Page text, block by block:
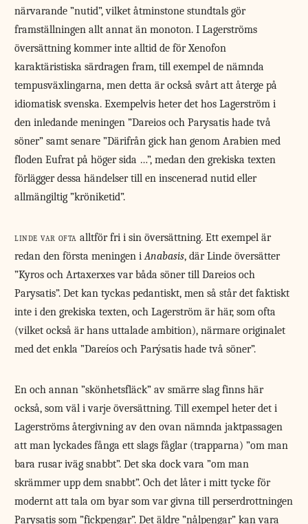
närvarande ”nutid”, vilket åtminstone stundtals gör
framställningen allt annat än monoton. I Lagerströms
översättning kommer inte alltid de för Xenofon
karaktäristiska särdragen fram, till exempel de nämnda
tempusväxlingarna, men detta är också svårt att återge på
idiomatisk svenska. Exempelvis heter det hos Lagerström i
den inledande meningen ”Dareios och Parysatis hade två
söner” samt senare ”Därifrån gick han genom Arabien med
floden Eufrat på höger sida …”, medan den grekiska texten
förlägger dessa händelser till en inscenerad nutid eller
allmängiltig ”kröniketid”.
linde var oftaalltför fri i sin översättning. Ett exempel är
redan den första meningen iAnabasis, där Linde översätter
”Kyros och Artaxerxes var båda söner till Dareios och
Parysatis”. Det kan tyckas pedantiskt, men så står det faktiskt
inte i den grekiska texten, och Lagerström är här, som ofta
(vilket också är hans uttalade ambition), närmare originalet
med det enkla ”Dareíos och Parýsatis hade två söner”.
En och annan ”skönhetsfläck” av smärre slag finns här
också, som väl i varje översättning. Till exempel heter det i
Lagerströms återgivning av den ovan nämnda jaktpassagen
att man lyckades fånga ett slags fåglar (trapparna) ”om man
bara rusar iväg snabbt”. Det ska dock vara ”om man
skrämmer upp dem snabbt”. Och det låter i mitt tycke för
modernt att tala om byar som var givna till perserdrottningen
Parysatis som ”fickpengar”. Det äldre ”nålpengar” kan vara